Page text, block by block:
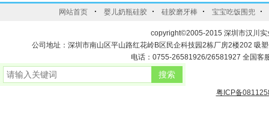
网站首页 · 婴儿奶瓶硅胶 · 硅胶磨牙棒 · 宝宝吃饭围兜 ·
copyright©2005-2015 深圳市汉川
公司地址：深圳市南山区平山路红花岭B区民企科技园2栋厂房2楼202 吸
电话：0755-26581926/26581927 全国客
粤ICP备